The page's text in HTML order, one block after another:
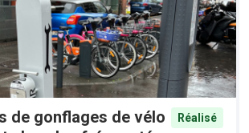
de gonflages de vélo
Réalisé